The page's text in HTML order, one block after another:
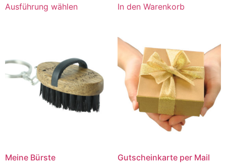
Ausführung wählen In den Warenkorb
Meine Bürste Gutscheinkarte per Mail